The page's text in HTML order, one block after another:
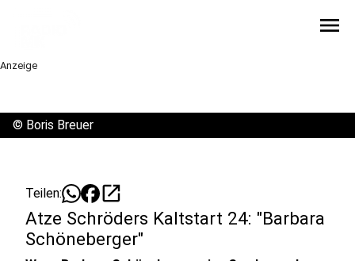
menu
Anzeige
© Boris Breuer
Teilen: open_in_new
Atze Schröders Kaltstart 24: "Barbara
Schöneberger"